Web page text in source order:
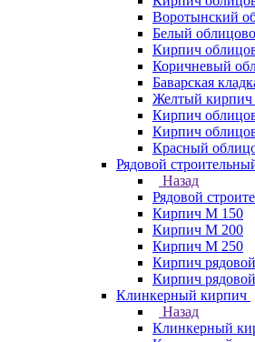
Воротынский
Белый
Кирпич
Коричневый
Баварская
Желтый
Кирпич
Кирпич
Красный
Рядовой
Назад
Рядовой
Кирпич М 150
Кирпич М 200
Кирпич М 250
Кирпич
Кирпич
Клинкерный кирпич
Назад
Клинкерный